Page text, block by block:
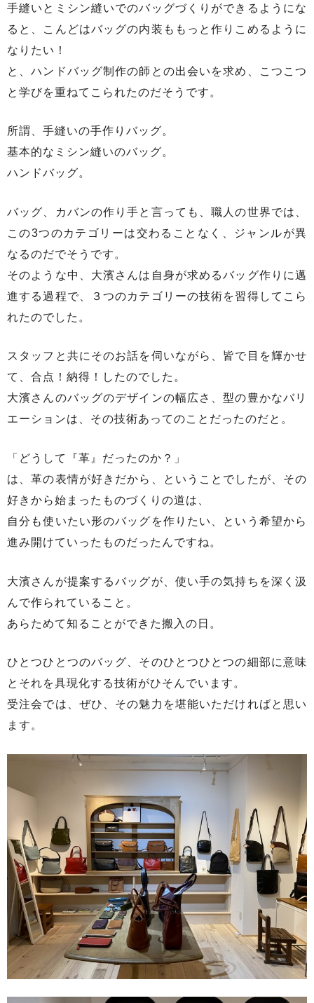
手縫いとミシン縫いでのバッグづくりができるようにな
ると、こんどはバッグの内装ももっと作りこめるように
なりたい！
と、ハンドバッグ制作の師との出会いを求め、こつこつ
と学びを重ねてこられたのだそうです。
所謂、手縫いの手作りバッグ。
基本的なミシン縫いのバッグ。
ハンドバッグ。
バッグ、カバンの作り手と言っても、職人の世界では、
この3つのカテゴリーは交わることなく、ジャンルが異
なるのだでそうです。
そのような中、大濱さんは自身が求めるバッグ作りに邁
進する過程で、３つのカテゴリーの技術を習得してこら
れたのでした。
スタッフと共にそのお話を伺いながら、皆で目を輝かせ
て、合点！納得！したのでした。
大濱さんのバッグのデザインの幅広さ、型の豊かなバリ
エーションは、その技術あってのことだったのだと。
「どうして『革』だったのか？」
は、革の表情が好きだから、ということでしたが、その
好きから始まったものづくりの道は、
自分も使いたい形のバッグを作りたい、という希望から
進み開けていったものだったんですね。
大濱さんが提案するバッグが、使い手の気持ちを深く汲
んで作られていること。
あらためて知ることができた搬入の日。
ひとつひとつのバッグ、そのひとつひとつの細部に意味
とそれを具現化する技術がひそんでいます。
受注会では、ぜひ、その魅力を堪能いただければと思い
ます。